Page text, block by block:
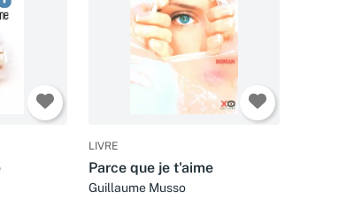
LIVRE
Parce que je t'aime
Guillaume Musso